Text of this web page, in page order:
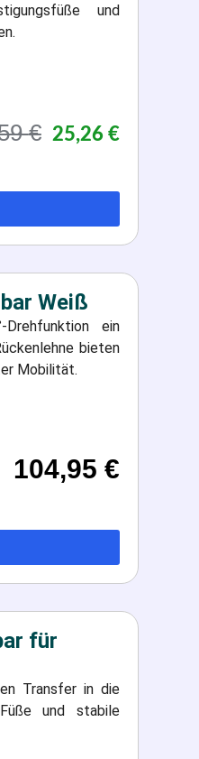
und
€ 25,26 €
Weiß
ein
bieten
Mobilität.
104,95 €
für
Transfer in die
und stabile